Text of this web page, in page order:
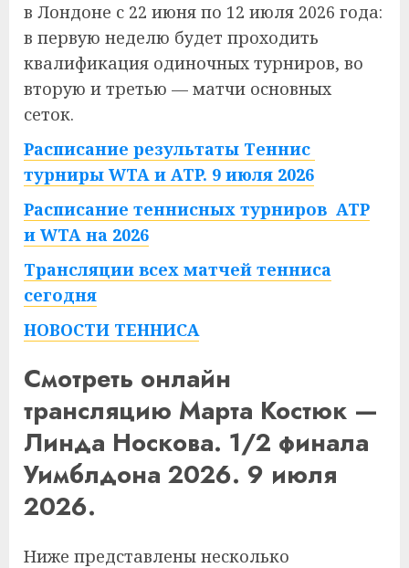
в Лондоне с 22 июня по 12 июля 2026 года:
в первую неделю будет проходить
квалификация одиночных турниров, во
вторую и третью — матчи основных
сеток.
Расписание результаты Теннис
турниры WTA и ATP. 9 июля 2026
Расписание теннисных турниров ATP
и WTA на 2026
Трансляции всех матчей тенниса
сегодня
НОВОСТИ ТЕННИСА
Смотреть онлайн
трансляцию Марта Костюк —
Линда Носкова. 1/2 финала
Уимблдона 2026. 9 июля
2026.
Ниже представлены несколько